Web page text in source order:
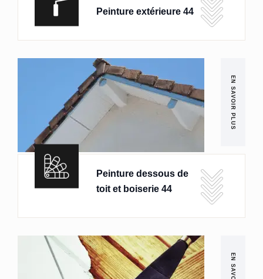
Peinture extérieure 44
EN SAVOIR PLUS
Peinture dessous de
toit et boiserie 44